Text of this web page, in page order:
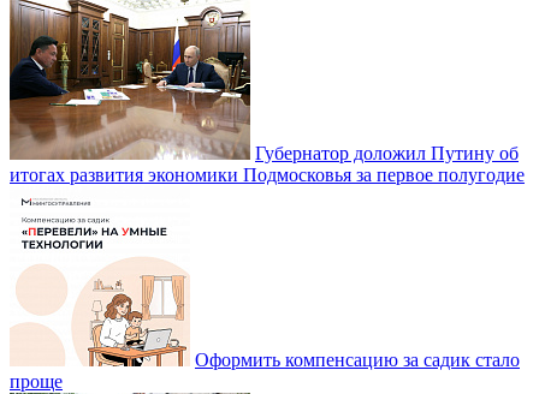
Губернатор доложил Путину об
итогах развития экономики Подмосковья за первое полугодие
Оформить компенсацию за садик стало
проще